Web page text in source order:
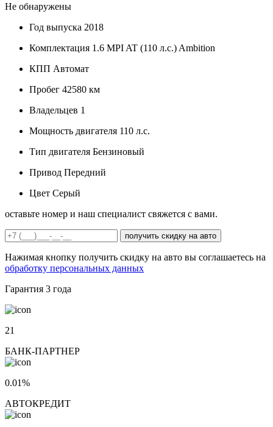
Не обнаружены
Год выпуска 2018
Комплектация 1.6 MPI AT (110 л.с.) Ambition
КПП Автомат
Пробег 42580 км
Владельцев 1
Мощность двигателя 110 л.с.
Тип двигателя Бензиновый
Привод Передний
Цвет Серый
оставьте номер и наш специалист свяжется с вами.
получить скидку на авто
Нажимая кнопку получить скидку на авто вы соглашаетесь на
обработку персональных данных
Гарантия 3 года
21
БАНК-ПАРТНЕР
0.01%
АВТОКРЕДИТ